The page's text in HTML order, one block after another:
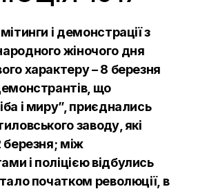
і демонстрації з
жіночого дня
характеру – 8 березня
що
і миру”, приєднались
заводу, які
березня; між
і поліцією відбулись
початком революції, в